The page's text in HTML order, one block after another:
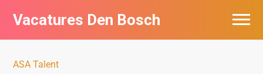
Vacatures Den Bosch
ASA Talent
Vacatures per bedrijf in Den Bosch